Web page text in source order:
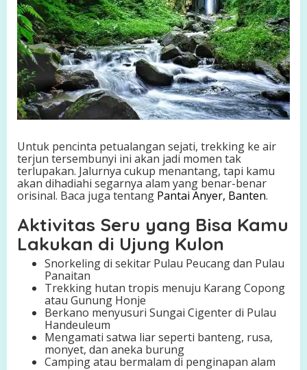
Untuk pencinta petualangan sejati, trekking ke air
terjun tersembunyi ini akan jadi momen tak
terlupakan. Jalurnya cukup menantang, tapi kamu
akan dihadiahi segarnya alam yang benar-benar
orisinal. Baca juga tentang Pantai Anyer, Banten.
Aktivitas Seru yang Bisa Kamu
Lakukan di Ujung Kulon
Snorkeling di sekitar Pulau Peucang dan Pulau
Panaitan
Trekking hutan tropis menuju Karang Copong
atau Gunung Honje
Berkano menyusuri Sungai Cigenter di Pulau
Handeuleum
Mengamati satwa liar seperti banteng, rusa,
monyet, dan aneka burung
Camping atau bermalam di penginapan alam